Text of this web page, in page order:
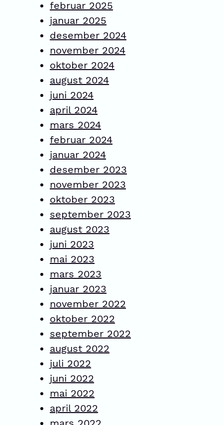
februar 2025
januar 2025
desember 2024
november 2024
oktober 2024
august 2024
juni 2024
april 2024
mars 2024
februar 2024
januar 2024
desember 2023
november 2023
oktober 2023
september 2023
august 2023
juni 2023
mai 2023
mars 2023
januar 2023
november 2022
oktober 2022
september 2022
august 2022
juli 2022
juni 2022
mai 2022
april 2022